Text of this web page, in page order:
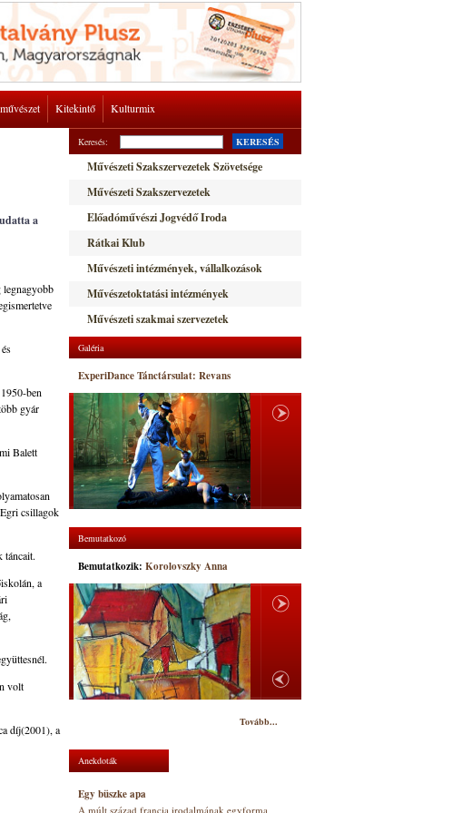
Kitekintő Kulturmix
a
legnagyobb
ben
gyár
Balett
csillagok
táncait.
a
volt
díj(2001), a
Keresés: KERESÉS
Művészeti Szakszervezetek Szövetsége
Művészeti Szakszervezetek
Előadóművészi Jogvédő Iroda
Rátkai Klub
Művészeti intézmények, vállalkozások
Művészetoktatási intézmények
Művészeti szakmai szervezetek
Galéria
ExperiDance Tánctársulat: Revans
Bemutatkozó
Bemutatkozik: Korolovszky Anna
Tovább...
Anekdoták
Egy büszke apa
A múlt század francia irodalmának egyforma